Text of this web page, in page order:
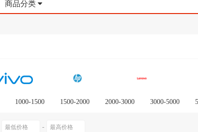
商品分类
1000-1500 1500-2000 2000-3000 3000-5000
-